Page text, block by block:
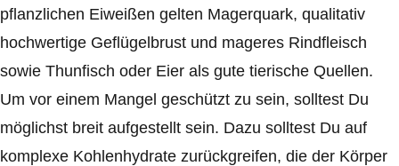
pflanzlichen Eiweißen gelten Magerquark, qualitativ
hochwertige Geflügelbrust und mageres Rindfleisch
sowie Thunfisch oder Eier als gute tierische Quellen.
Um vor einem Mangel geschützt zu sein, solltest Du
möglichst breit aufgestellt sein. Dazu solltest Du auf
komplexe Kohlenhydrate zurückgreifen, die der Körper